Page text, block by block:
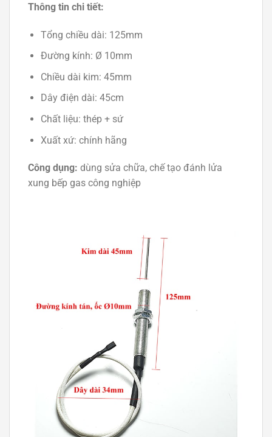
Thông tin chi tiết:
Tổng chiều dài: 125mm
Đường kính: Ø 10mm
Chiều dài kim: 45mm
Dây điện dài: 45cm
Chất liệu: thép + sứ
Xuất xứ: chính hãng
Công dụng: dùng sửa chữa, chế tạo đánh lửa
xung bếp gas công nghiệp